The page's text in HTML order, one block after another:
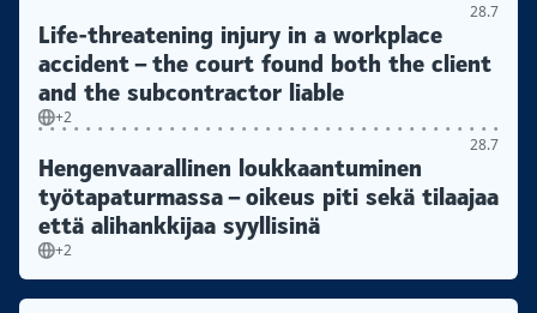
28.7
Life-threatening injury in a workplace
accident – the court found both the client
and the subcontractor liable
+2
28.7
Hengenvaarallinen loukkaantuminen
työtapaturmassa – oikeus piti sekä tilaajaa
että alihankkijaa syyllisinä
+2